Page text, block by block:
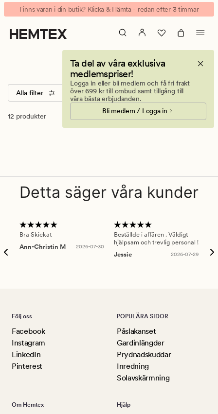
Nice
&
organized
Animerad
banner.
Klicka
på
pausa.
Finns varan i din butik? Klicka & Hämta - redan efter 3 timmar
Ta del av våra exklusiva
medlemspriser!
Logga in eller bli medlem och få fri frakt
över 699 kr till ombud samt tillgång till
våra bästa erbjudanden.
Bli medlem / Logga in
Nice & organized
Alla filter Sortera Storlekar Färger
12 produkter
Detta säger våra kunder
Bra Skickat
Ann-Christin M
2026-07-30
Beställde i affären . Väldigt
hjälpsam och trevlig personal !
Jessie
2026-07-29
Följ oss
Facebook
Instagram
LinkedIn
Pinterest
POPULÄRA SIDOR
Påslakanset
Gardinlängder
Prydnadskuddar
Inredning
Solavskärmning
Om Hemtex Hjälp